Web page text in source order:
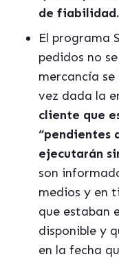
de fiabilidad.
El programa
pedidos no
mercancía se
vez dada la
cliente que
“pendientes
ejecutarán
son
medios y en
que estaban
disponible y
en la fecha